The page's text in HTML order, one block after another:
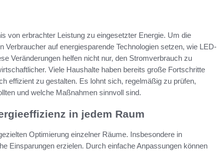
von erbrachter Leistung zu eingesetzter Energie. Um die
Verbraucher auf energiesparende Technologien setzen, wie LED-
Veränderungen helfen nicht nur, den Stromverbrauch zu
Viele Haushalte haben bereits große Fortschritte
effizient zu gestalten. Es lohnt sich, regelmäßig zu prüfen,
und welche Maßnahmen sinnvoll sind.
in jedem Raum
Optimierung einzelner Räume. Insbesondere in
Einsparungen erzielen. Durch einfache Anpassungen können